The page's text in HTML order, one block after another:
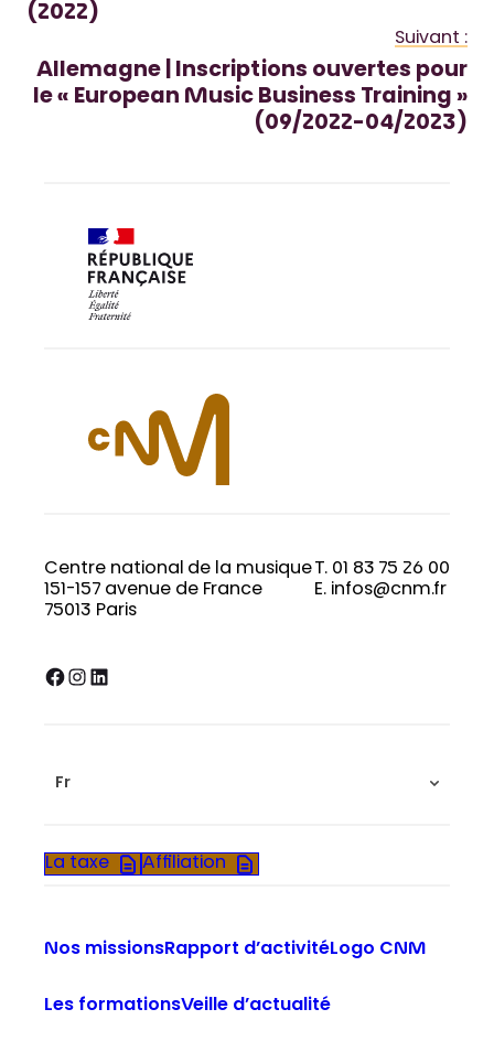
(2022)
Suivant :
Allemagne | Inscriptions ouvertes pour
le « European Music Business Training »
(09/2022-04/2023)
Centre national de la musique
151-157 avenue de France
75013 Paris
T. 01 83 75 26 00
E. infos@cnm.fr
Facebook InstagramLinkedIn
Fr
La taxe Affiliation
Nos missionsRapport d’activitéLogo CNM
Les formationsVeille d’actualité